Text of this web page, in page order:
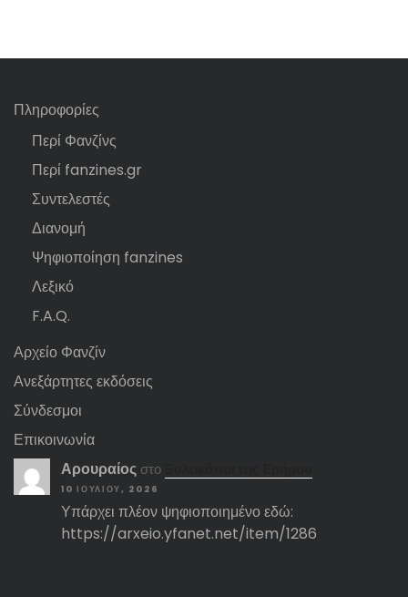
Πληροφορίες
Περί Φανζίνς
Περί fanzines.gr
Συντελεστές
Διανομή
Ψηφιοποίηση fanzines
Λεξικό
F.A.Q.
Αρχείο Φανζίν
Ανεξάρτητες εκδόσεις
Σύνδεσμοι
Επικοινωνία
Αρουραίος στο
10 ΙΟΥΛΊΟΥ, 2026
Υπάρχει πλέον ψηφιοποιημένο εδώ:
https://arxeio.yfanet.net/item/1286